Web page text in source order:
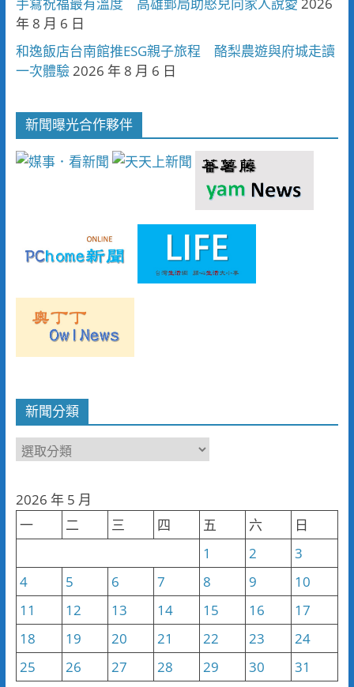
年 8 月 6 日
和逸飯店台南館推ESG親子旅程 酪梨農遊與府城走讀
一次體驗 2026 年 8 月 6 日
新聞曝光合作夥伴
新聞分類
新
類
2026 年 5 月
一
二 三 四 五 六
日
1
2
3
4
5 6 7 8 9
10
11
12 13 14 15 16
17
18
19 20 21 22 23
24
25
26 27 28 29 30 31